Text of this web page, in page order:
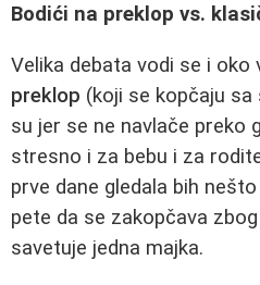
Bodići na preklop vs.
Velika debata vodi se i oko
preklop (koji se kopčaju
su jer se ne navlače preko
stresno i za bebu i za
prve dane gledala bih
pete da se zakopčava
savetuje jedna majka.